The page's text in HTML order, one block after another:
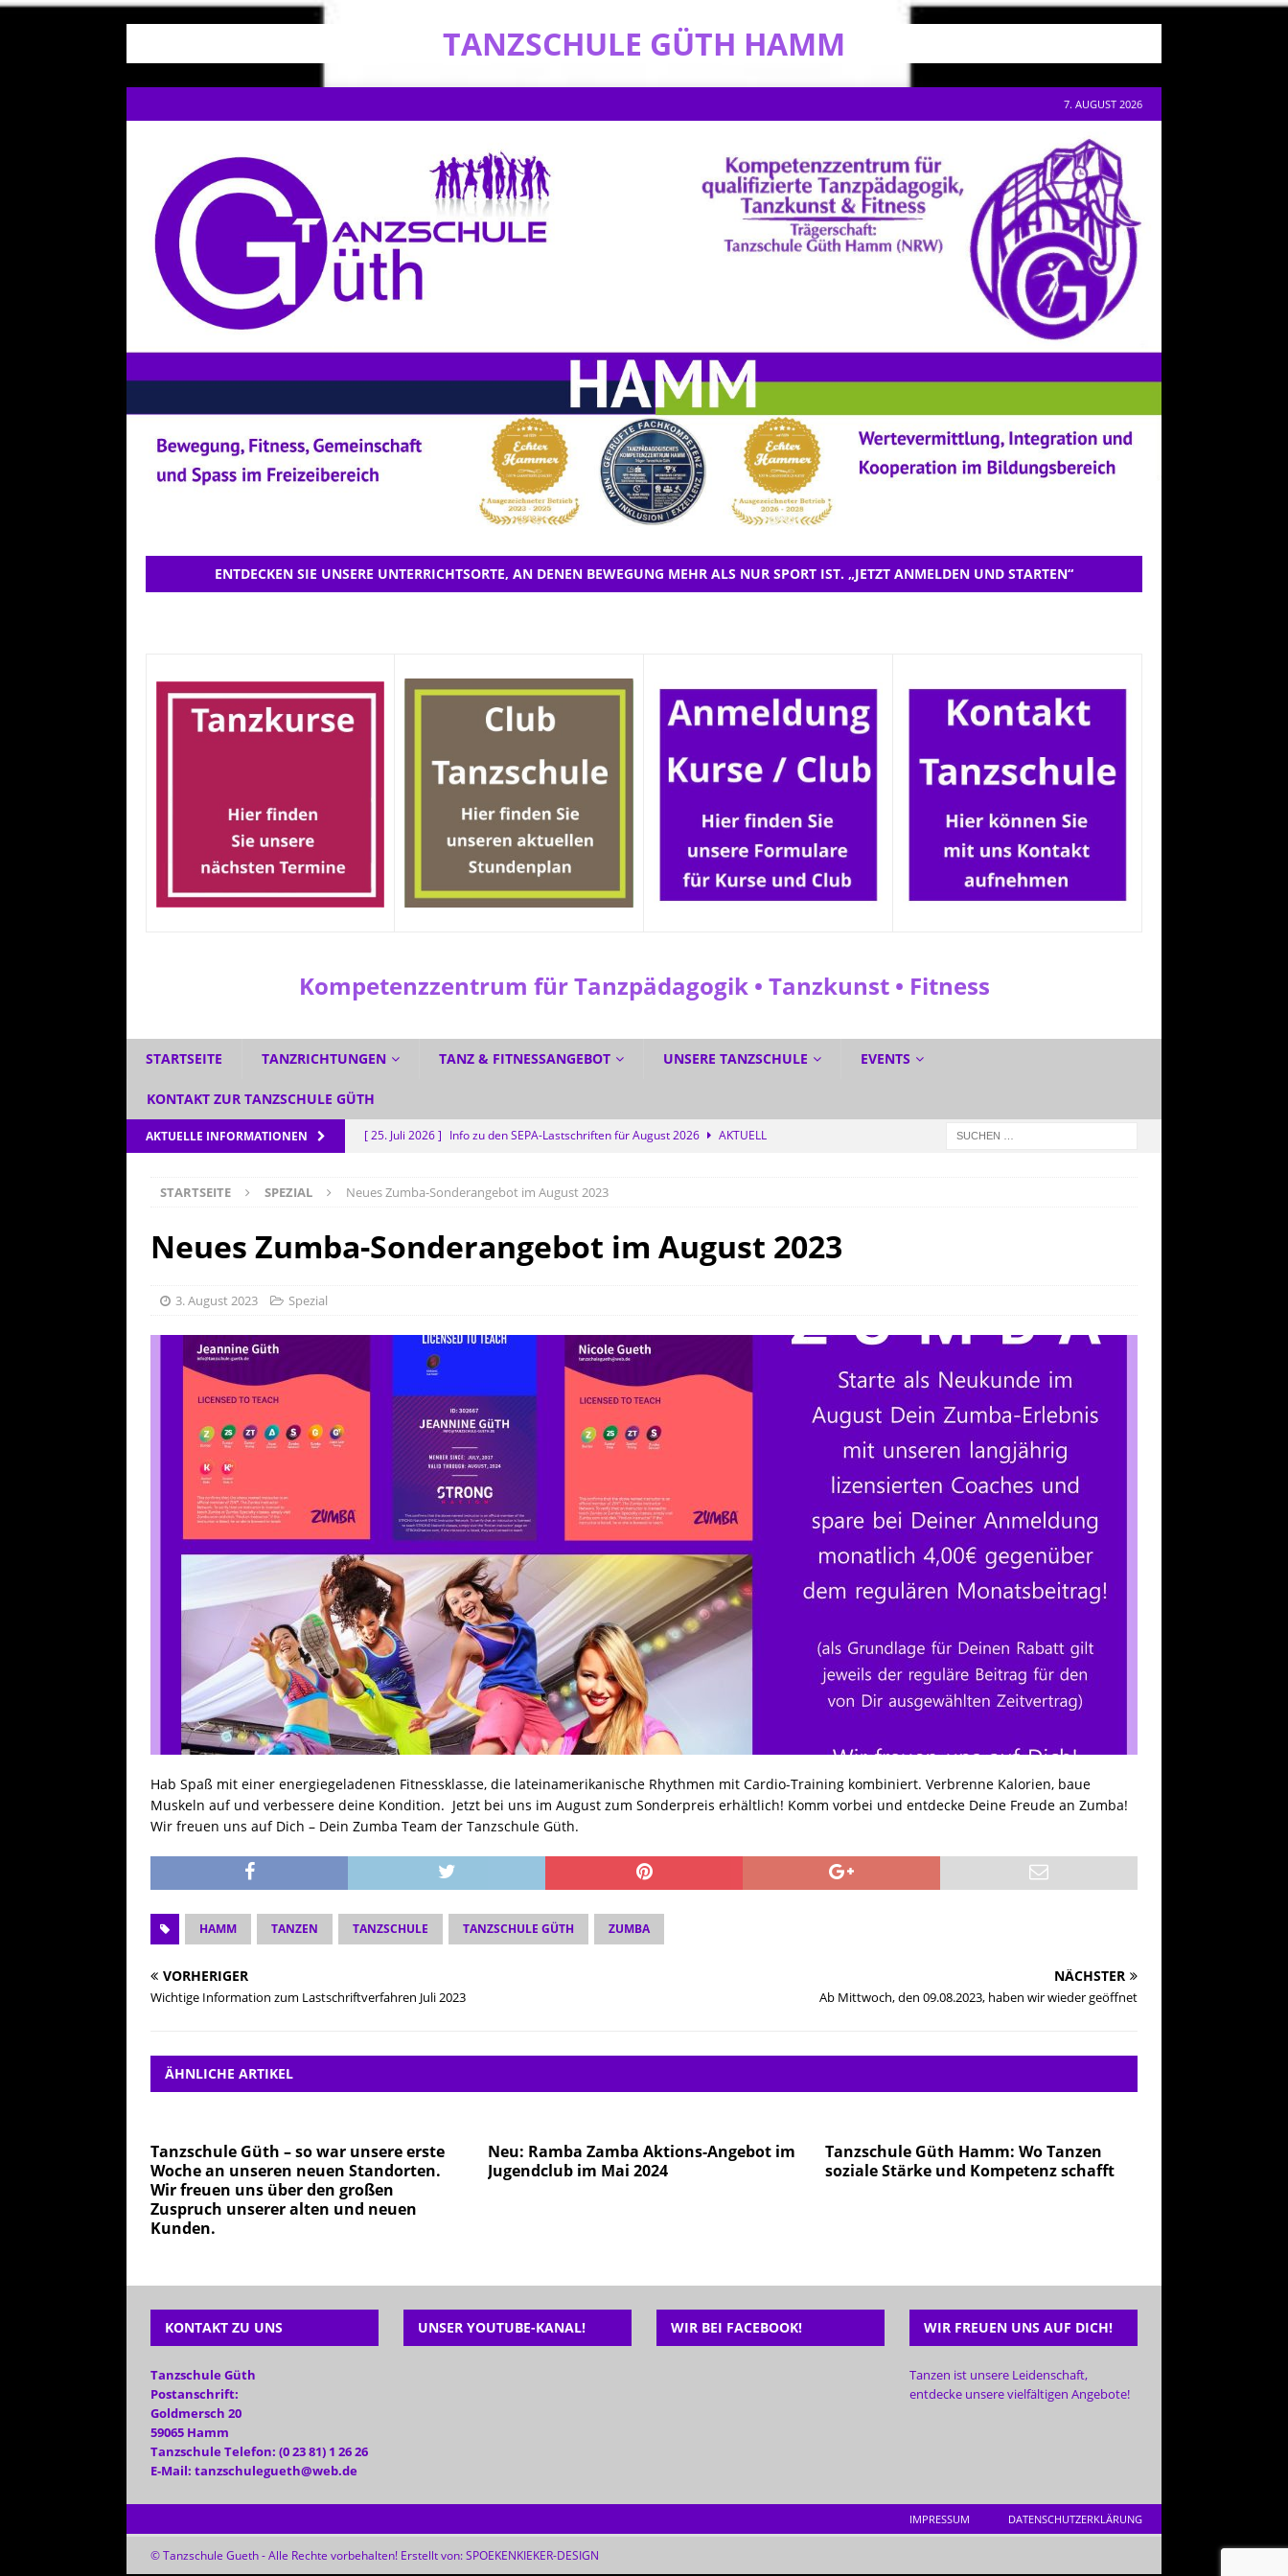
TANZSCHULE GÜTH HAMM
7. AUGUST 2026
ENTDECKEN SIE UNSERE UNTERRICHTSORTE, AN DENEN BEWEGUNG MEHR ALS NUR SPORT IST. „JETZT ANMELDEN UND STARTEN“
Kompetenzzentrum für Tanzpädagogik • Tanzkunst • Fitness
STARTSEITE TANZRICHTUNGEN TANZ & FITNESSANGEBOT UNSERE TANZSCHULE EVENTS
KONTAKT ZUR TANZSCHULE GÜTH
AKTUELLE INFORMATIONEN [ 25. Juli 2026 ] Info zu den SEPA-Lastschriften für August 2026
AKTUELL
[ 3. Juni 2026 ] ☀️ GRATIS DURCH DEN SOMMER TANZEN? Ja! 💃🕺
[ 5. Mai 2026 ]
Dreifacher Deutscher Meistertitel für die Tanzschule Güth
STARTSEITE SPEZIAL Neues Zumba-Sonderangebot im August 2023
Neues Zumba-Sonderangebot im August 2023
3. August 2023 Spezial
Hab Spaß mit einer energiegeladenen Fitnessklasse, die lateinamerikanische Rhythmen mit Cardio-Training kombiniert. Verbrenne Kalorien, baue
Muskeln auf und verbessere deine Kondition. Jetzt bei uns im August zum Sonderpreis erhältlich! Komm vorbei und entdecke Deine Freude an Zumba!
Wir freuen uns auf Dich – Dein Zumba Team der Tanzschule Güth.
HAMM TANZEN TANZSCHULE TANZSCHULE GÜTH ZUMBA
VORHERIGER
Wichtige Information zum Lastschriftverfahren Juli 2023
NÄCHSTER
Ab Mittwoch, den 09.08.2023, haben wir wieder geöffnet
ÄHNLICHE ARTIKEL
Tanzschule Güth – so war unsere erste
Woche an unseren neuen Standorten.
Wir freuen uns über den großen
Zuspruch unserer alten und neuen
Kunden.
Neu: Ramba Zamba Aktions-Angebot im
Jugendclub im Mai 2024
Tanzschule Güth Hamm: Wo Tanzen
soziale Stärke und Kompetenz schafft
KONTAKT ZU UNS
Tanzschule Güth
Postanschrift:
Goldmersch 20
59065 Hamm
Tanzschule Telefon: (0 23 81) 1 26 26
E-Mail: tanzschulegueth@web.de
UNSER YOUTUBE-KANAL! WIR BEI FACEBOOK! WIR FREUEN UNS AUF DICH!
Tanzen ist unsere Leidenschaft,
entdecke unsere vielfältigen Angebote!
IMPRESSUM DATENSCHUTZERKLÄRUNG
© Tanzschule Gueth - Alle Rechte vorbehalten! Erstellt von:SPOEKENKIEKER-DESIGN